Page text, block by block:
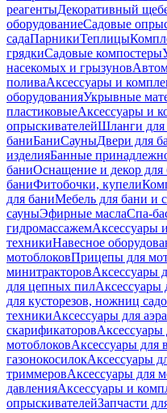
реагентыДекоративный
оборудованиеСадовые
садаПарникиТеплицы
грядкиСадовые компостеры
насекомых и грызунов
поливаАксессуары и
оборудованияУкрывные
пластиковыеАксессуары и
опрыскивателейШланги для
баниБаниСауныДвери для
изделияБанные
баниОснащение и декор для
баниФитобочки, купели
для баниМебель для бани и
сауныЭфирные маслаСпа-
гидромассажемАксессуары
техникиНавесное
мотоблоковПрицепы для
минитракторовАксессуары
для цепных пилАксессуары
для кусторезов, ножниц
техникиАксессуары для
скарификаторовАксессуары
мотоблоковАксессуары для
газонокосилокАксессуары
триммеровАксессуары для
давленияАксессуары и
опрыскивателейЗапчасти